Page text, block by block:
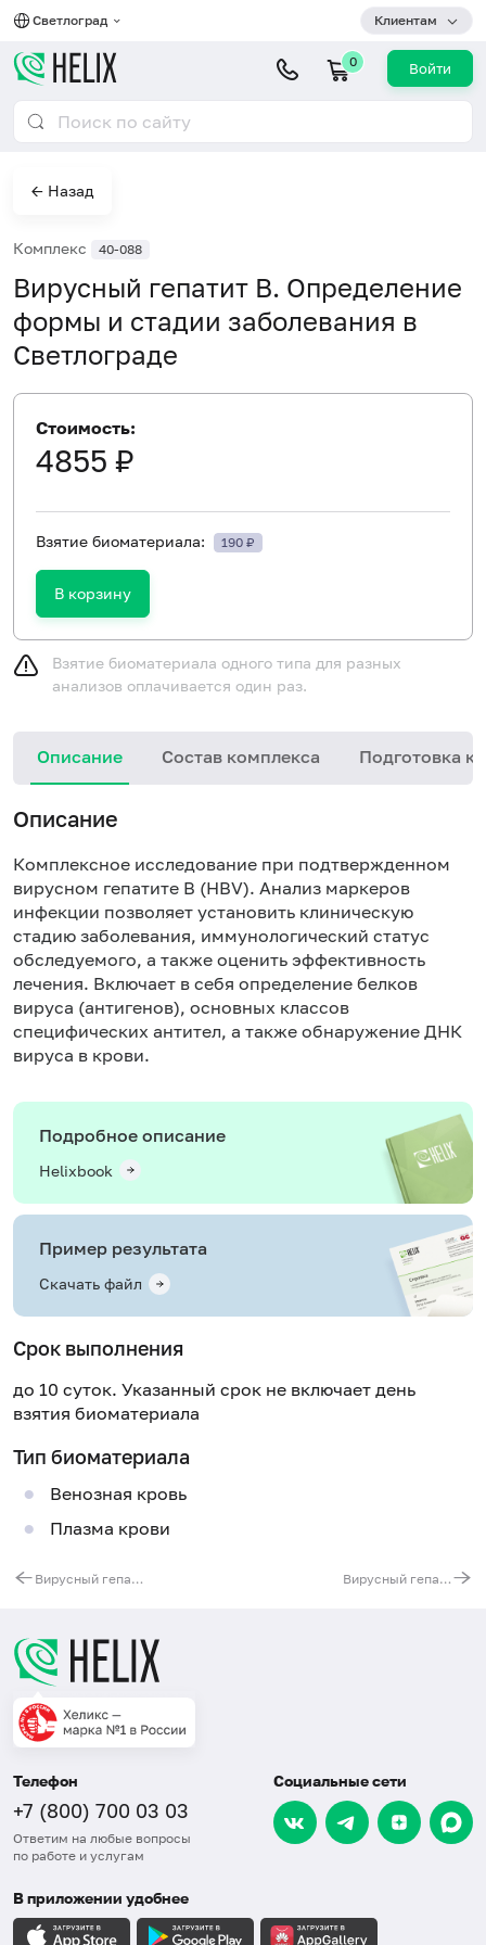
Светлоград Клиентам
0 Войти
← Назад
Комплекс 40-088
Вирусный гепатит В. Определение
формы и стадии заболевания в
Светлограде
Стоимость:
4855 ₽
Взятие биоматериала: 190 ₽
В корзину
Взятие биоматериала одного типа для разных
анализов оплачивается один раз.
Описание Состав комплекса Подготовка к
Описание
Комплексное исследование при подтвержденном
вирусном гепатите В (HBV). Анализ маркеров
инфекции позволяет установить клиническую
стадию заболевания, иммунологический статус
обследуемого, а также оценить эффективность
лечения. Включает в себя определение белков
вируса (антигенов), основных классов
специфических антител, а также обнаружение ДНК
вируса в крови.
Подробное описание
Helixbook
Пример результата
Скачать файл
Срок выполнения
до 10 суток. Указанный срок не включает день
взятия биоматериала
Тип биоматериала
Венозная кровь
Плазма крови
Вирусный гепатит В. Обследование для исключения вируса гепатита В, в том числе у контактных лиц Вирусный гепатит B. Эффективность проведенной вакцинации и определение необходимости ревакцинации
Телефон
+7 (800) 700 03 03
Ответим на любые вопросы
по работе и услугам
Социальные сети
В приложении удобнее